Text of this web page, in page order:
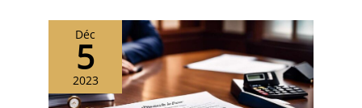
Déc
5
2023